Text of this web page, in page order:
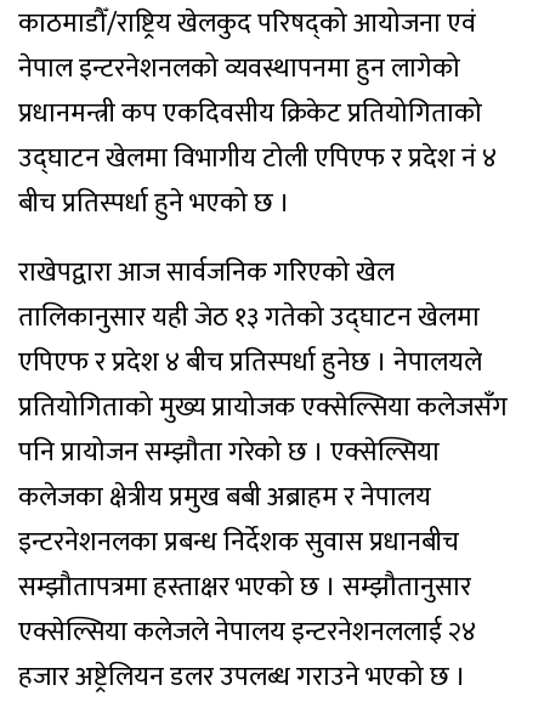
काठमाडौँ/राष्ट्रिय खेलकुद परिषद्को आयोजना एवं
नेपाल इन्टरनेशनलको व्यवस्थापनमा हुन लागेको
प्रधानमन्त्री कप एकदिवसीय क्रिकेट प्रतियोगिताको
उद्घाटन खेलमा विभागीय टोली एपिएफ र प्रदेश नं ४
बीच प्रतिस्पर्धा हुने भएको छ ।
राखेपद्वारा आज सार्वजनिक गरिएको खेल
तालिकानुसार यही जेठ १३ गतेको उद्घाटन खेलमा
एपिएफ र प्रदेश ४ बीच प्रतिस्पर्धा हुनेछ । नेपालयले
प्रतियोगिताको मुख्य प्रायोजक एक्सेल्सिया कलेजसँग
पनि प्रायोजन सम्झौता गरेको छ । एक्सेल्सिया
कलेजका क्षेत्रीय प्रमुख बबी अब्राहम र नेपालय
इन्टरनेशनलका प्रबन्ध निर्देशक सुवास प्रधानबीच
सम्झौतापत्रमा हस्ताक्षर भएको छ । सम्झौतानुसार
एक्सेल्सिया कलेजले नेपालय इन्टरनेशनललाई २४
हजार अष्ट्रेलियन डलर उपलब्ध गराउने भएको छ ।